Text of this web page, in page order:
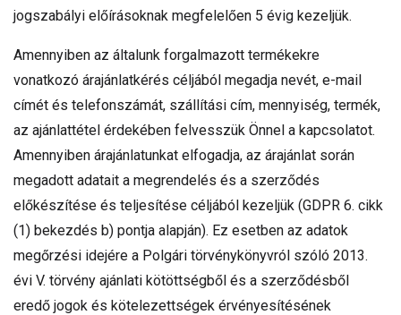
jogszabályi előírásoknak megfelelően 5 évig kezeljük.
Amennyiben az általunk forgalmazott termékekre
vonatkozó árajánlatkérés céljából megadja nevét, e-mail
címét és telefonszámát, szállítási cím, mennyiség, termék,
az ajánlattétel érdekében felvesszük Önnel a kapcsolatot.
Amennyiben árajánlatunkat elfogadja, az árajánlat során
megadott adatait a megrendelés és a szerződés
előkészítése és teljesítése céljából kezeljük (GDPR 6. cikk
(1) bekezdés b) pontja alapján). Ez esetben az adatok
megőrzési idejére a Polgári törvénykönyvról szóló 2013.
évi V. törvény ajánlati kötöttségből és a szerződésből
eredő jogok és kötelezettségek érvényesítésének